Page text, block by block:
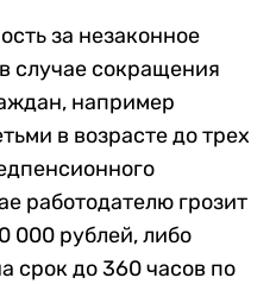
за незаконное
случае сокращения
например
в возрасте до трех
работодателю грозит
000 рублей, либо
срок до 360 часов по